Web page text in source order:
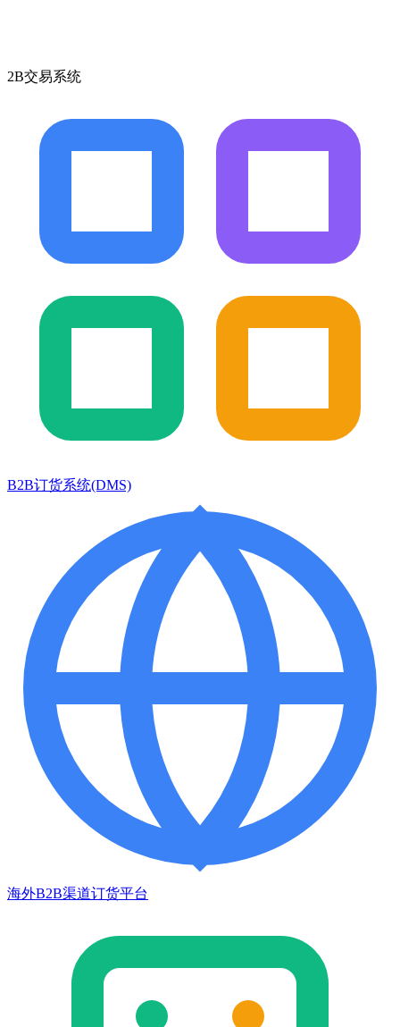
2B交易系统
B2B订货系统(DMS)
海外B2B渠道订货平台